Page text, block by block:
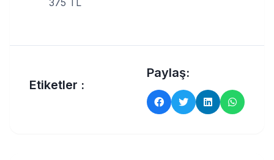
375 TL
Etiketler :
Paylaş: